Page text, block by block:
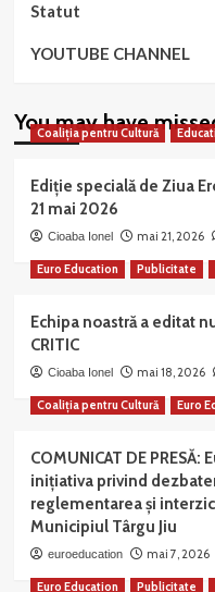
Statut
YOUTUBE CHANNEL
You may have
Coaliția pentru Cultură
Ediție specială de Ziua
21 mai 2026
Cioaba Ionel mai 21, 2026
Euro Education Publicitate
Echipa noastră a editat
CRITIC
Cioaba Ionel mai 18, 2026
Coaliția pentru Cultură Euro
COMUNICAT DE
inițiativa privind
reglementarea și
Municipiul Târgu Jiu
euroeducation mai 7, 2026
Euro Education Publicitate